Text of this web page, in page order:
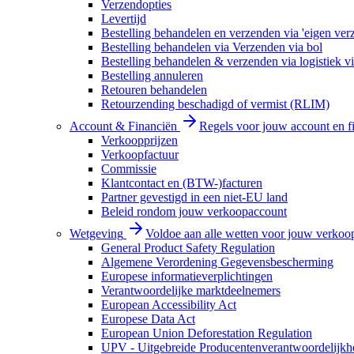
Verzendopties
Levertijd
Bestelling behandelen en verzenden via 'eigen
Bestelling behandelen via Verzenden via bol
Bestelling behandelen & verzenden via logistiek
Bestelling annuleren
Retouren behandelen
Retourzending beschadigd of vermist (RLIM)
Account & Financiën
Regels voor jouw account en
Verkoopprijzen
Verkoopfactuur
Commissie
Klantcontact en (BTW-)facturen
Partner gevestigd in een niet-EU land
Beleid rondom jouw verkoopaccount
Wetgeving
Voldoe aan alle wetten voor jouw
General Product Safety Regulation
Algemene Verordening Gegevensbescherming
Europese informatieverplichtingen
Verantwoordelijke marktdeelnemers
European Accessibility Act
Europese Data Act
European Union Deforestation Regulation
UPV - Uitgebreide